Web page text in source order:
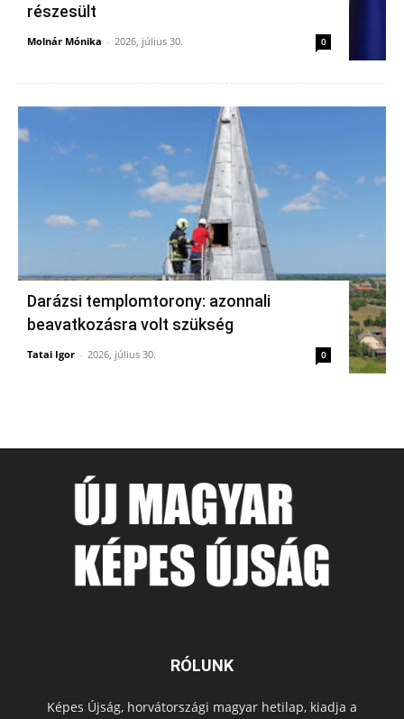
részesült
Molnár Mónika - 2026, július 30. 0
Darázsi templomtorony: azonnali
beavatkozásra volt szükség
Tatai Igor - 2026, július 30. 0
RÓLUNK
Képes Újság, horvátországi magyar hetilap, kiadja a